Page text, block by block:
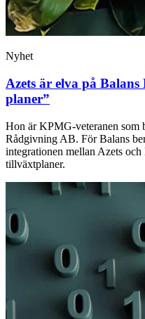
Nyhet
Azets är elva på
planer”
Hon är KPMG-veteranen
Rådgivning AB. För Balans
integrationen mellan Azets
tillväxtplaner.